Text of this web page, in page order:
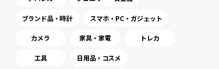
ブランド品・時計 スマホ・PC・ガジェット
カメラ 家具・家電 トレカ
工具 日用品・コスメ